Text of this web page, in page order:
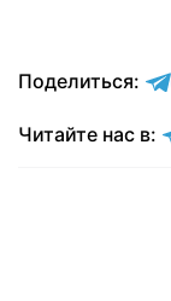
Поделиться:
Читайте нас в: